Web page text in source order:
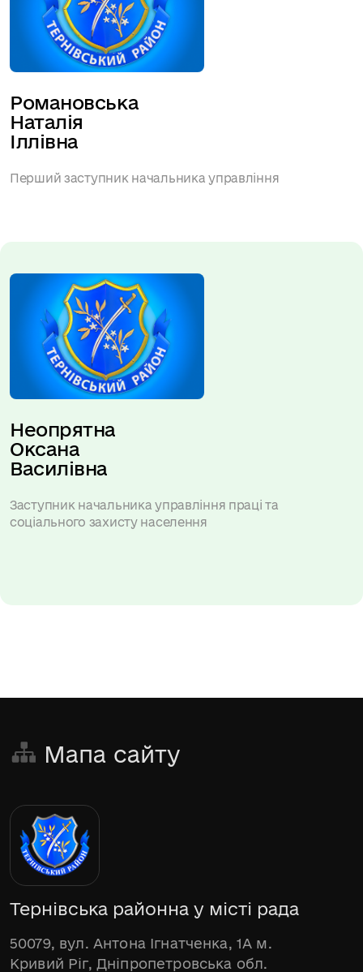
Романовська
Наталія
Іллівна
Перший заступник начальника управління
Неопрятна
Оксана
Василівна
Заступник начальника управління праці та
соціального захисту населення
Мапа сайту
Тернівська районна у місті рада
50079, вул. Антона Ігнатченка, 1А м.
Кривий Ріг, Дніпропетровська обл.